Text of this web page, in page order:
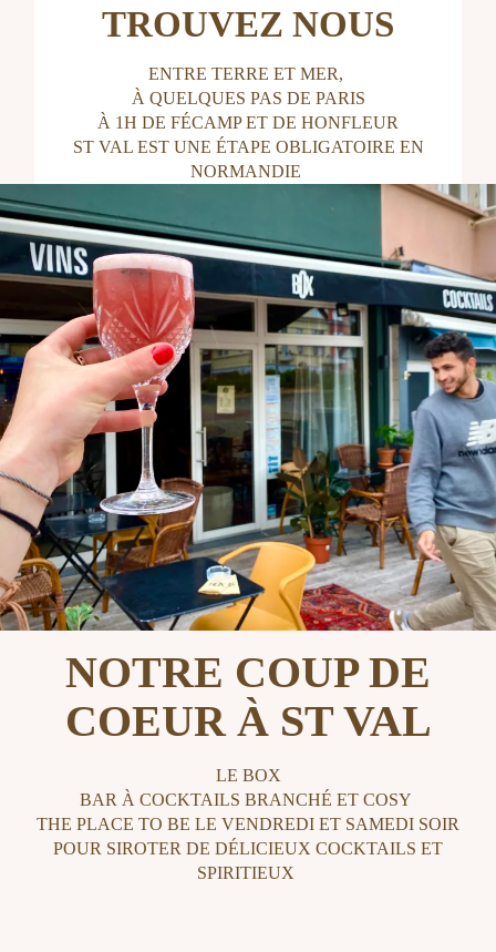
TROUVEZ NOUS
ENTRE TERRE ET MER,
À QUELQUES PAS DE PARIS
À 1H DE FÉCAMP ET DE HONFLEUR
ST VAL EST UNE ÉTAPE OBLIGATOIRE EN
NORMANDIE
NOTRE COUP DE
COEUR À ST VAL
LE BOX
BAR À COCKTAILS BRANCHÉ ET COSY
THE PLACE TO BE LE VENDREDI ET SAMEDI SOIR
POUR SIROTER DE DÉLICIEUX COCKTAILS ET
SPIRITIEUX